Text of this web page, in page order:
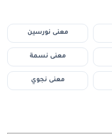
معنى نورسين
معنى نسمة
معنى نجوي